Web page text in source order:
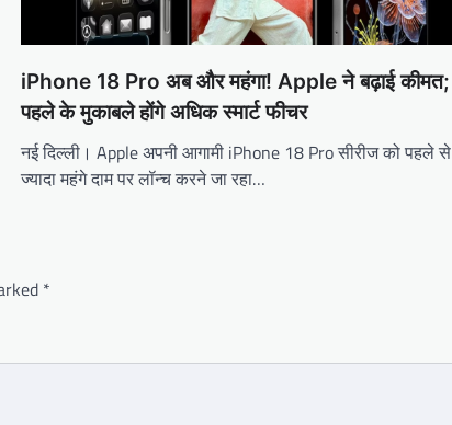
iPhone 18 Pro अब और महंगा! Apple ने बढ़ाई कीमत;
पहले के मुकाबले होंगे अधिक स्मार्ट फीचर
नई दिल्ली। Apple अपनी आगामी iPhone 18 Pro सीरीज को पहले से
ज्यादा महंगे दाम पर लॉन्च करने जा रहा…
*